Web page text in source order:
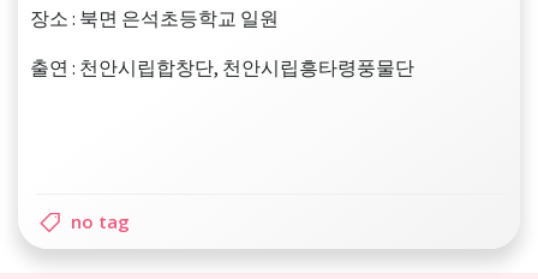
장소 : 북면 은석초등학교 일원
출연 : 천안시립합창단, 천안시립흥타령풍물단
no tag